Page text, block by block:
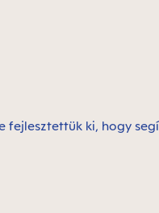
ki, hogy